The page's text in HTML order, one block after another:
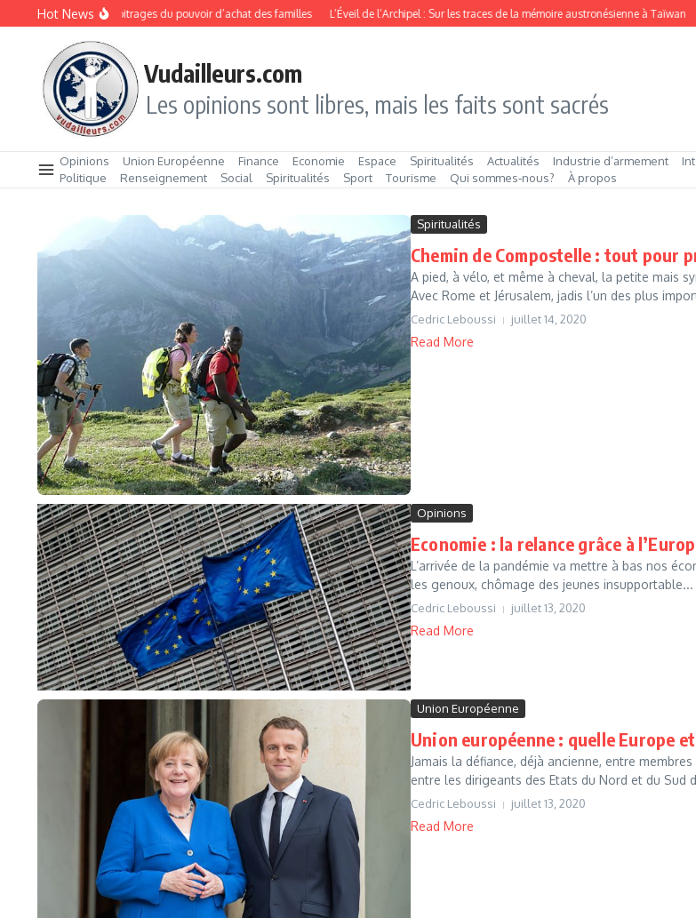
Aller au contenu
Hot News
2026 : les arbitrages du pouvoir d’achat des familles L’Éveil de l’Archipel : Sur les traces de la mémoire austronésienne à Taïwan
Vudailleurs.com
Les opinions sont libres, mais les faits sont sacrés
Opinions Union Européenne Finance Economie Espace Spiritualités Actualités Industrie d’armement
Politique
Renseignement Social Spiritualités Sport Tourisme Qui sommes‑nous? À propos
Spiritualités
Chemin de Compostelle : tout pour
A pied, à vélo, et même à cheval, la petite mais
Avec Rome et Jérusalem, jadis l’un des plus
Cedric Leboussi juillet 14, 2020
Read More
Opinions
Economie : la relance grâce à
L’arrivée de la pandémie va mettre à bas nos
les genoux, chômage des jeunes insupportable...
Cedric Leboussi juillet 13, 2020
Read More
Union Européenne
Union européenne : quelle Europe
Jamais la défiance, déjà ancienne, entre
entre les dirigeants des Etats du Nord et du Sud
Cedric Leboussi juillet 13, 2020
Read More